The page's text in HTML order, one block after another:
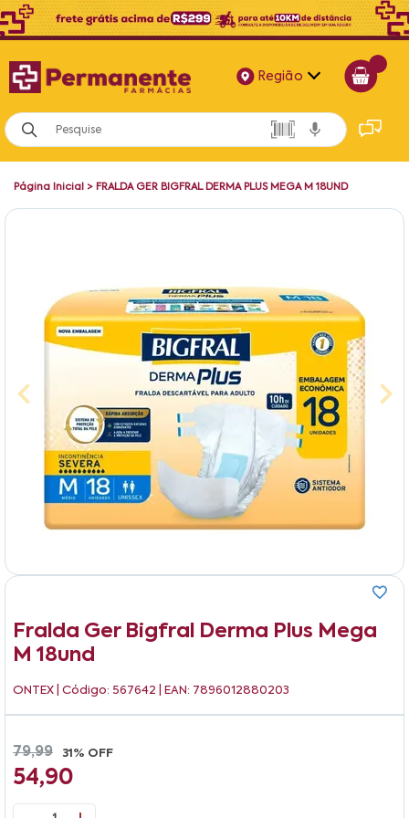
Região
Alagoas
Bahia
Página Inicial > FRALDA GER BIGFRAL DERMA PLUS MEGA M 18UND
Fralda Ger Bigfral Derma Plus Mega
M 18und
ONTEX | Código: 567642 | EAN: 7896012880203
79,99 31% OFF
54,90